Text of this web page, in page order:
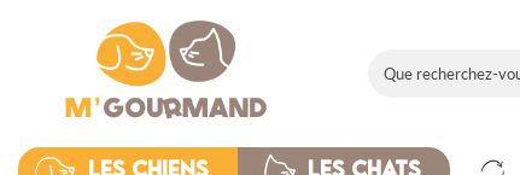
Les chiens Les chats